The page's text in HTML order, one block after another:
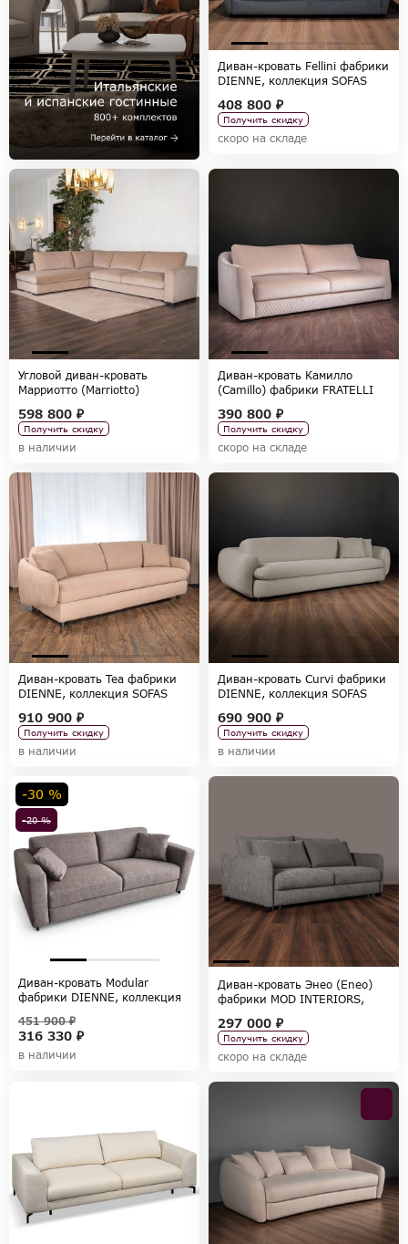
Диван-кровать Fellini фабрики
DIENNE, коллекция SOFAS
408 800 ₽
Получить скидку
скоро на складе
Угловой диван-кровать
Марриотто (Marriotto)
коллекция SELECTION
598 800 ₽
Получить скидку
в наличии
Диван-кровать Камилло
(Camillo) фабрики FRATELLI
390 800 ₽
Получить скидку
скоро на складе
Диван-кровать Tea фабрики
DIENNE, коллекция SOFAS
910 900 ₽
Получить скидку
в наличии
Диван-кровать Curvi фабрики
DIENNE, коллекция SOFAS
690 900 ₽
Получить скидку
в наличии
-20 %
-30 %
Диван-кровать Modular
фабрики DIENNE, коллекция
316 330 ₽
451 900 ₽
в наличии
Диван-кровать Энео (Eneo)
фабрики MOD INTERIORS,
297 000 ₽
Получить скидку
скоро на складе